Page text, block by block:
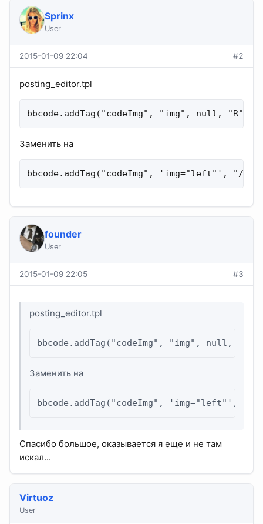
Sprinx
User
2015-01-09 22:04 #2
posting_editor.tpl
bbcode.addTag("codeImg", "img", null, "R",
Заменить на
bbcode.addTag("codeImg", 'img="left"', "/
founder
User
2015-01-09 22:05 #3
posting_editor.tpl
bbcode.addTag("codeImg", "img", null,
Заменить на
bbcode.addTag("codeImg", 'img="left"',
Спасибо большое, оказывается я еще и не там
искал...
Virtuoz
User